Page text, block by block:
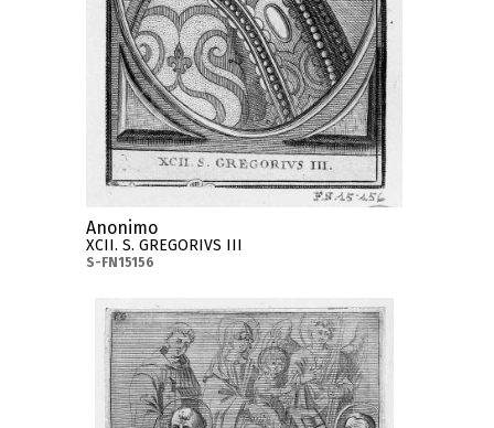
Anonimo
XCII. S. GREGORIVS III
S-FN15156